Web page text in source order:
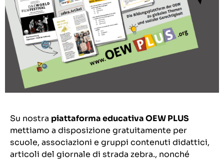
Su nostra piattaforma educativa OEW PLUS
mettiamo a disposizione gratuitamente per
scuole, associazioni e gruppi contenuti didattici,
articoli del giornale di strada zebra., nonché